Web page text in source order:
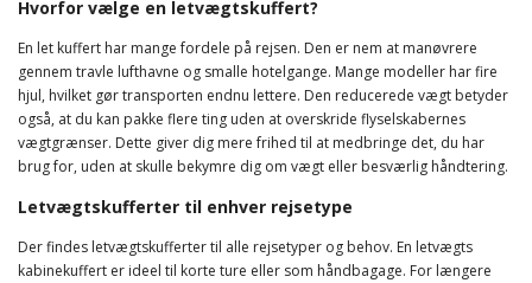
Hvorfor vælge en letvægtskuffert?
En let kuffert har mange fordele på rejsen. Den er nem at manøvrere
gennem travle lufthavne og smalle hotelgange. Mange modeller har fire
hjul, hvilket gør transporten endnu lettere. Den reducerede vægt betyder
også, at du kan pakke flere ting uden at overskride flyselskabernes
vægtgrænser. Dette giver dig mere frihed til at medbringe det, du har
brug for, uden at skulle bekymre dig om vægt eller besværlig håndtering.
Letvægtskufferter til enhver rejsetype
Der findes letvægtskufferter til alle rejsetyper og behov. En letvægts
kabinekuffert er ideel til korte ture eller som håndbagage. For længere